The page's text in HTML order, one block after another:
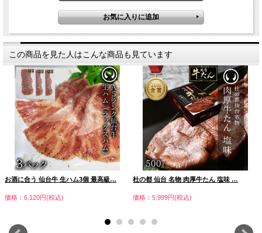
この商品を見た人はこんな商品も見ています
お酒に合う 仙台牛 生ハム3個 最高級…
価格：6,120円(税込)
杜の都 仙台 名物 肉厚牛たん 塩味 …
価格：5,999円(税込)